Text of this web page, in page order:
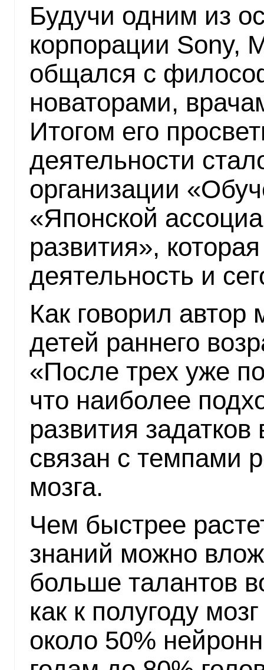
Будучи одним из
корпорации Sony,
общался с
новаторами,
Итогом его
деятельности
организации
«Японской
развития»,
деятельность и
Как говорил автор
детей раннего
«После трех уже
что наиболее
развития
связан с темпами
мозга.
Чем быстрее
знаний можно
больше талантов
как к полугоду
около 50%